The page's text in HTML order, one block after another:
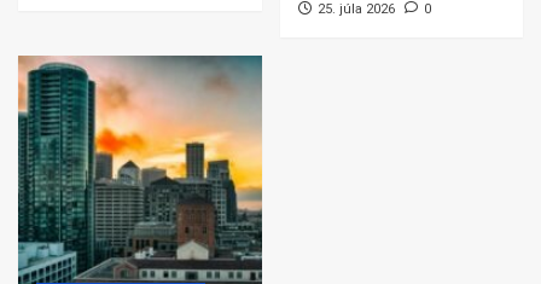
25. júla 2026
0